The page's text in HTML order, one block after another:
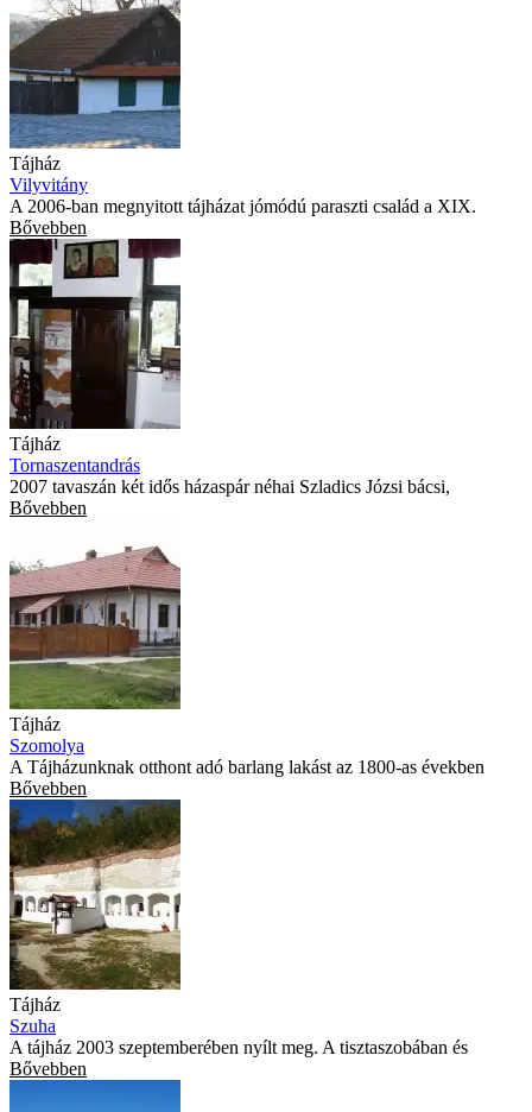
Tájház
Vilyvitány
A 2006-ban megnyitott tájházat jómódú paraszti család a XIX.
Bővebben
Tájház
Tornaszentandrás
2007 tavaszán két idős házaspár néhai Szladics Józsi bácsi,
Bővebben
Tájház
Szomolya
A Tájházunknak otthont adó barlang lakást az 1800-as években
Bővebben
Tájház
Szuha
A tájház 2003 szeptemberében nyílt meg. A tisztaszobában és
Bővebben